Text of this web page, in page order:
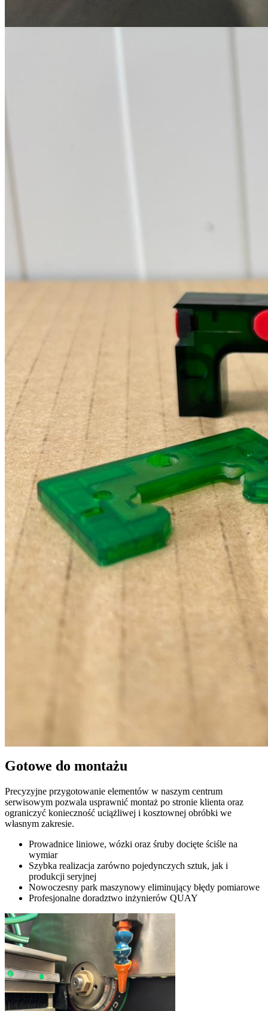
Gotowe do montażu
Precyzyjne przygotowanie elementów w naszym centrum
serwisowym pozwala usprawnić montaż po stronie klienta oraz
ograniczyć konieczność uciążliwej i kosztownej obróbki we
własnym zakresie.
Prowadnice liniowe, wózki oraz śruby docięte ściśle na
wymiar
Szybka realizacja zarówno pojedynczych sztuk, jak i
produkcji seryjnej
Nowoczesny park maszynowy eliminujący błędy pomiarowe
Profesjonalne doradztwo inżynierów QUAY